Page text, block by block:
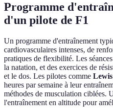
Programme
d'un pilote de F1
Un programme d'entraînement
cardiovasculaires intenses, de
pratiques de flexibilité. Les
la natation, et des exercices de
et le dos. Les pilotes comme
heures par semaine à leur
méthodes de musculation ciblées.
l'entraînement en altitude pour